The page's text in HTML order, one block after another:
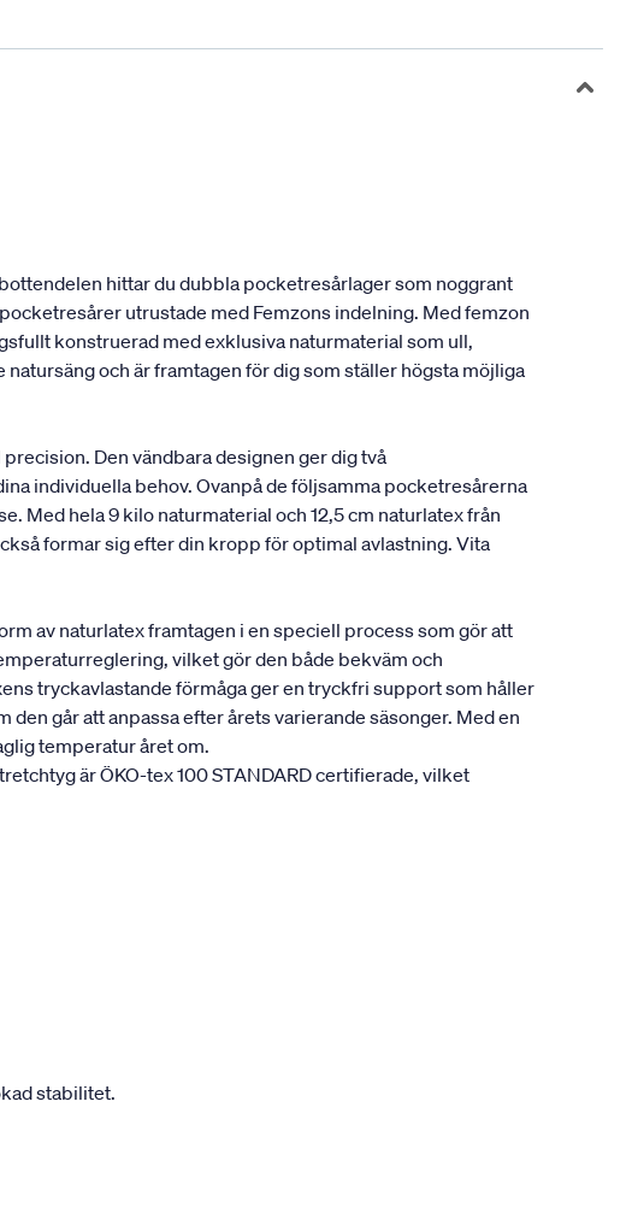
hittar du dubbla pocketresårlager som noggrant
utrustade med Femzons indelning. Med femzon
konstruerad med exklusiva naturmaterial som ull,
och är framtagen för dig som ställer högsta möjliga
Den vändbara designen ger dig två
individuella behov. Ovanpå de följsamma pocketresårerna
hela 9 kilo naturmaterial och 12,5 cm naturlatex från
formar sig efter din kropp för optimal avlastning. Vita
av naturlatex framtagen i en speciell process som gör att
vilket gör den både bekväm och
tryckavlastande förmåga ger en tryckfri support som håller
går att anpassa efter årets varierande säsonger. Med en
temperatur året om.
är ÖKO-tex 100 STANDARD certifierade, vilket
stabilitet.